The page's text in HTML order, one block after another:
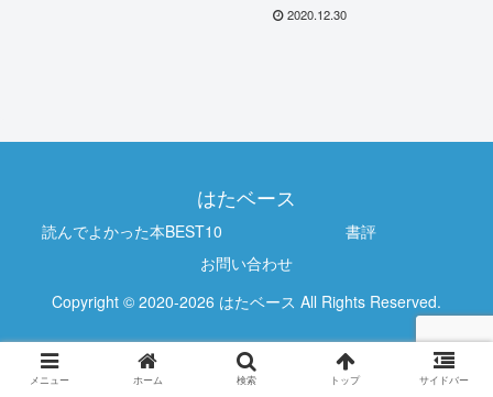
2020.12.30
はたベース
読んでよかった本BEST10
書評
お問い合わせ
Copyright © 2020-2026 はたベース All Rights Reserved.
メニュー ホーム 検索 トップ サイドバー